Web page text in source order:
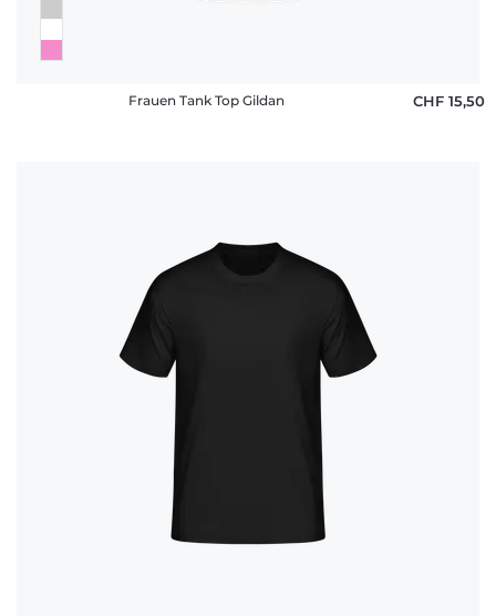
Frauen Tank Top Gildan CHF 15,50